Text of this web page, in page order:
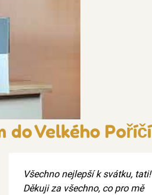
do Velkého Poříčí
Všechno nejlepší k svátku, tati!
Děkuji za všechno, co pro mě